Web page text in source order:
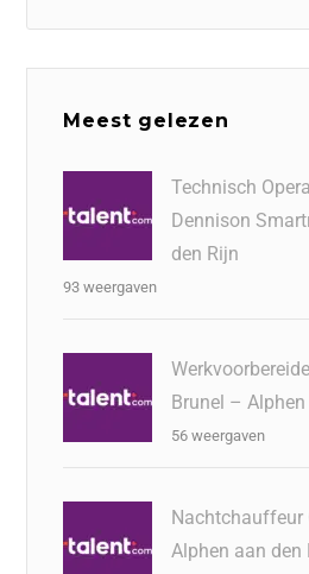
Meest gelezen
Technisch
Dennison
den Rijn
93 weergaven
Brunel –
56 weergaven
Nachtchauffeur
Alphen aan den